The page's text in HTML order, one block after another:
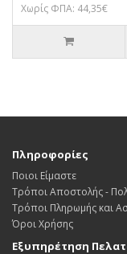
Χωρίς ΦΠΑ: 44,35€
Πληροφορίες
Ποιοι Είμαστε
Τρόποι Αποστολής -
Τρόποι Πληρωμής και
Όροι Χρήσης
Εξυπηρέτηση